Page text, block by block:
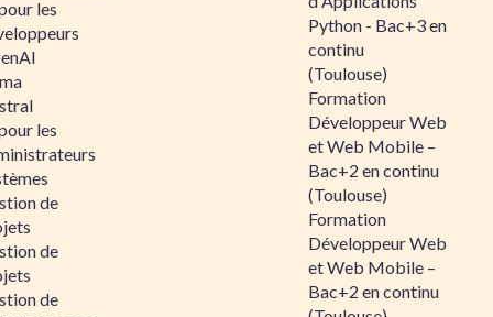
les
les
de
de
de
Python - Bac+3 en
continu
(Toulouse)
Formation
Développeur Web
et Web Mobile –
Bac+2 en continu
(Toulouse)
Formation
Développeur Web
et Web Mobile –
Bac+2 en continu